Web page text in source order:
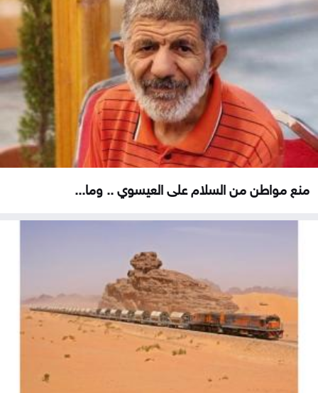
منع مواطن من السلام على العيسوي .. وما...